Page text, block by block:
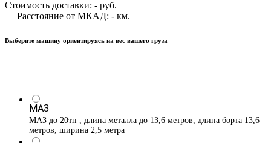
Стоимость доставки: - руб.
Расстояние от МКАД: - км.
Выберите машину ориентируясь на вес вашего груза
МАЗ
МАЗ до 20тн , длина металла до 13,6 метров, длина борта 13,6
метров, ширина 2,5 метра